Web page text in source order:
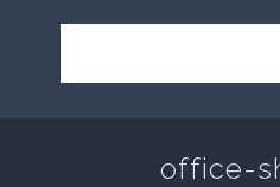
office-